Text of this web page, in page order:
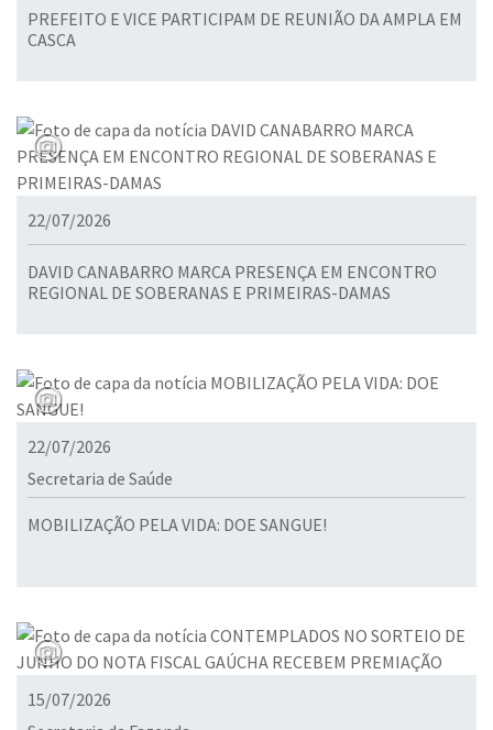
PREFEITO E VICE PARTICIPAM DE REUNIÃO DA AMPLA EM
CASCA
22/07/2026
DAVID CANABARRO MARCA PRESENÇA EM ENCONTRO
REGIONAL DE SOBERANAS E PRIMEIRAS-DAMAS
22/07/2026
Secretaria de Saúde
MOBILIZAÇÃO PELA VIDA: DOE SANGUE!
15/07/2026